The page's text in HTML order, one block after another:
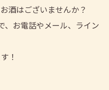
酒はございませんか？
、お電話やメール、ライン
！